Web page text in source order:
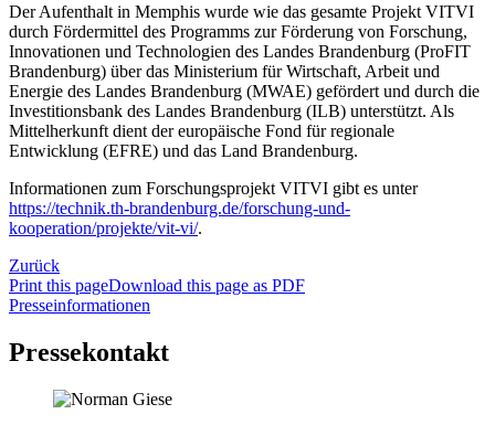
Der Aufenthalt in Memphis wurde wie das gesamte Projekt VITVI
durch Fördermittel des Programms zur Förderung von Forschung,
Innovationen und Technologien des Landes Brandenburg (ProFIT
Brandenburg) über das Ministerium für Wirtschaft, Arbeit und
Energie des Landes Brandenburg (MWAE) gefördert und durch die
Investitionsbank des Landes Brandenburg (ILB) unterstützt. Als
Mittelherkunft dient der europäische Fond für regionale
Entwicklung (EFRE) und das Land Brandenburg.
Informationen zum Forschungsprojekt VITVI gibt es unter
https://technik.th-brandenburg.de/forschung-und-
kooperation/projekte/vit-vi/.
Zurück
Print this pageDownload this page as PDF
Presseinformationen
Pressekontakt